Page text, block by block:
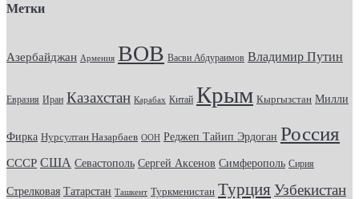
Метки
Азербайджан Армения ВОВ Васви Абдураимов Владимир Путин
Евразия Иран Казахстан Карабах Китай Крым Кыргызстан Милли
Фирка Нурсултан Назарбаев ООН Реджеп Тайип Эрдоган Россия
СССР США Севастополь Сергей Аксенов Симферополь Сирия
Стрелковая Татарстан Ташкент Туркменистан Турция Узбекистан